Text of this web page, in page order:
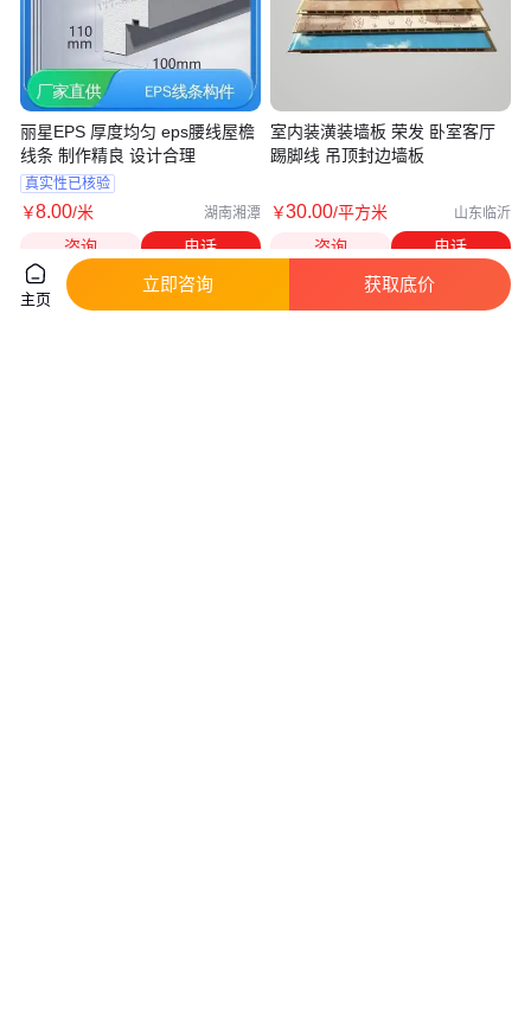
丽星EPS 厚度均匀 eps腰线屋檐
线条 制作精良 设计合理
真实性已核验
￥8.00/米 湖南湘潭
咨询 电话
室内装潢装墙板 荣发 卧室客厅
踢脚线 吊顶封边墙板
￥30.00/平方米 山东临沂
咨询 电话
主页
立即咨询 获取底价